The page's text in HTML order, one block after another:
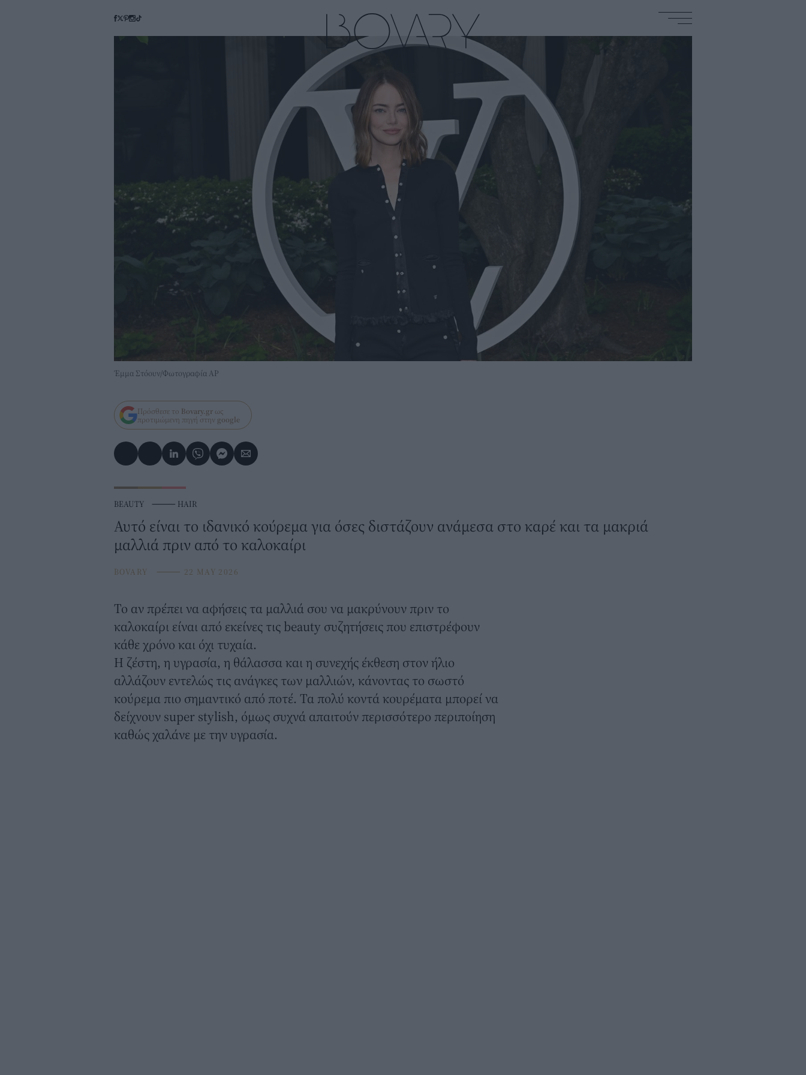
Έμμα Στόουν/Φωτογραφία AP
Πρόσθεσε το Bovary.gr ως
προτιμώμενη πηγή στην google
BEAUTY ⸻ HAIR
Αυτό είναι το ιδανικό κούρεμα για όσες διστάζουν ανάμεσα στο καρέ και τα μακριά
μαλλιά πριν από το καλοκαίρι
BOVARY ⸻ 22 MAY 2026
Το αν πρέπει να αφήσεις τα μαλλιά σου να μακρύνουν πριν το
καλοκαίρι είναι από εκείνες τις beauty συζητήσεις που επιστρέφουν
κάθε χρόνο και όχι τυχαία.
Η ζέστη, η υγρασία, η θάλασσα και η συνεχής έκθεση στον ήλιο
αλλάζουν εντελώς τις ανάγκες των μαλλιών, κάνοντας το σωστό
κούρεμα πιο σημαντικό από ποτέ. Τα πολύ κοντά κουρέματα μπορεί να
δείχνουν super stylish, όμως συχνά απαιτούν περισσότερο περιποίηση
καθώς χαλάνε με την υγρασία.